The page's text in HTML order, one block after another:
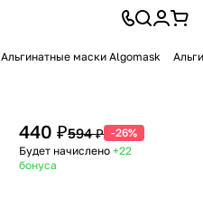
Альгинатные маски Algomask
440 ₽594 ₽ -26%
Будет начислено +22
бонуса